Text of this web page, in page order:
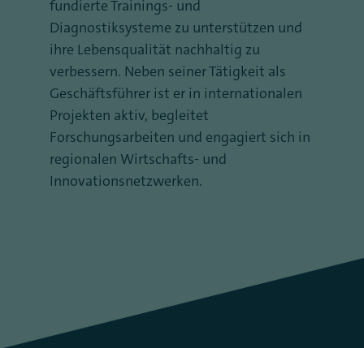
fundierte Trainings- und
Diagnostiksysteme zu unterstützen und
ihre Lebensqualität nachhaltig zu
verbessern. Neben seiner Tätigkeit als
Geschäftsführer ist er in internationalen
Projekten aktiv, begleitet
Forschungsarbeiten und engagiert sich in
regionalen Wirtschafts- und
Innovationsnetzwerken.